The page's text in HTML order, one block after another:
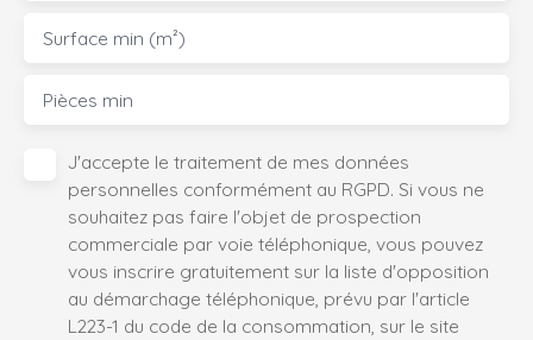
Surface min (m²)
Pièces min
J'accepte le traitement de mes données
personnelles conformément au RGPD. Si vous ne
souhaitez pas faire l'objet de prospection
commerciale par voie téléphonique, vous pouvez
vous inscrire gratuitement sur la liste d'opposition
au démarchage téléphonique, prévu par l'article
L223-1 du code de la consommation, sur le site